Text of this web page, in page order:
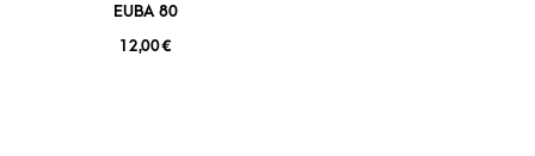
EUBA 80
12,00€